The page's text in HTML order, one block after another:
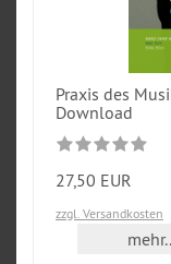
Praxis des
Download
27,50 EUR
zzgl. Versandkosten